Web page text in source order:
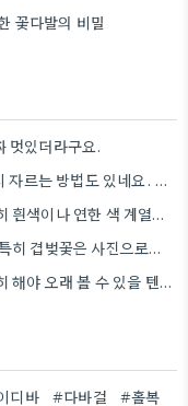
꽃다발의 비밀
멋있더라구요.
줄기 끝 자르는 팁, 물갈이 외에 줄기 끝 다시 자르는 방법도 있네요. 그거 완전 꿀팁인…
백합 꽃다발이 정말 우아하게 보이네요. 특히 흰색이나 연한 색 계열이 안전한 선택인 것 같아요.
생화 꽃이 주는 촉촉함이 정말 중요하네요. 특히 겹벚꽃은 사진으로는 다르게 보인다는 점, 실제로 보러 가봐야…
수국은 정말 예쁘더라고요! 물 관리도 꼼꼼히 해야 오래 볼 수 있을 텐데, 제가 좀 덜…
디바 #다바걸 #홀복